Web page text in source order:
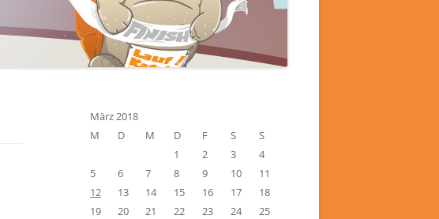
März 2018
M
D M D F S
S
1
2 3
4
5
6 7 8 9 10
11
12
13 14 15 16 17
18
19
20 21 22 23 24
25